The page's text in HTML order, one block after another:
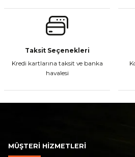
CF Moto 450MT Sol Kumanda Düğmeleri
₺ 2.800,00
Taksit Seçenekleri
Kredi kartlarına taksit ve banka
havalesi
MÜŞTERİ HİZMETLERİ